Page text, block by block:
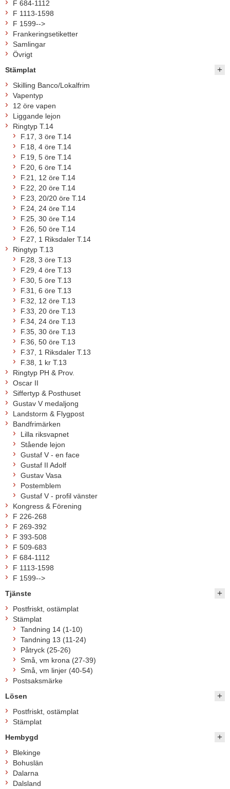
F 684-1112
F 1113-1598
F 1599-->
Frankeringsetiketter
Samlingar
Övrigt
Stämplat
Skilling Banco/Lokalfrim
Vapentyp
12 öre vapen
Liggande lejon
Ringtyp T.14
F.17, 3 öre T.14
F.18, 4 öre T.14
F.19, 5 öre T.14
F.20, 6 öre T.14
F.21, 12 öre T.14
F.22, 20 öre T.14
F.23, 20/20 öre T.14
F.24, 24 öre T.14
F.25, 30 öre T.14
F.26, 50 öre T.14
F.27, 1 Riksdaler T.14
Ringtyp T.13
F.28, 3 öre T.13
F.29, 4 öre T.13
F.30, 5 öre T.13
F.31, 6 öre T.13
F.32, 12 öre T.13
F.33, 20 öre T.13
F.34, 24 öre T.13
F.35, 30 öre T.13
F.36, 50 öre T.13
F.37, 1 Riksdaler T.13
F.38, 1 kr T.13
Ringtyp PH & Prov.
Oscar II
Siffertyp & Posthuset
Gustav V medaljong
Landstorm & Flygpost
Bandfrimärken
Lilla riksvapnet
Stående lejon
Gustaf V - en face
Gustaf II Adolf
Gustav Vasa
Postemblem
Gustaf V - profil vänster
Kongress & Förening
F 226-268
F 269-392
F 393-508
F 509-683
F 684-1112
F 1113-1598
F 1599-->
Tjänste
Postfriskt, ostämplat
Stämplat
Tandning 14 (1-10)
Tandning 13 (11-24)
Påtryck (25-26)
Små, vm krona (27-39)
Små, vm linjer (40-54)
Postsaksmärke
Lösen
Postfriskt, ostämplat
Stämplat
Hembygd
Blekinge
Bohuslän
Dalarna
Dalsland